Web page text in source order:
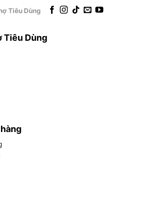
gá, máy móc và chi tiết lắp ráp.
đầy đủ giúp tiết kiệm thời gian
1826MR phù hợp với môi trường
xuyên, nhiều size và yêu cầu
Sau khi hiểu nhóm nhu cầu,
làm rõ là bộ 26 chi tiết có thực
của Kingtony 1826MR
1826MR đáp ứng hầu hết nhu
Tiêu Dùng
Tiêu Dùng